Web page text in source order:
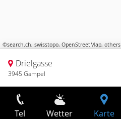
©search.ch, swisstopo, OpenStreetMap, others
Drielgasse
3945 Gampel
Tel Wetter Karte